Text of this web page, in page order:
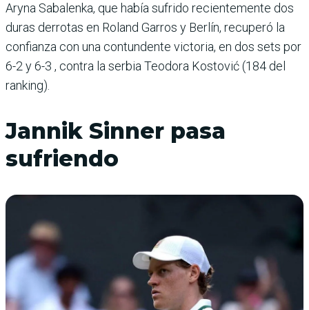
Aryna Sabalenka, que había sufrido recien­temente dos
duras derro­tas en Roland Garros y Berlín, recuperó la
con­fianza con una contun­dente victoria, en dos sets por
6-2 y 6-3 , contra la ser­bia Teodora Kostović (184 del
ranking).
Jannik Sinner pasa
sufriendo